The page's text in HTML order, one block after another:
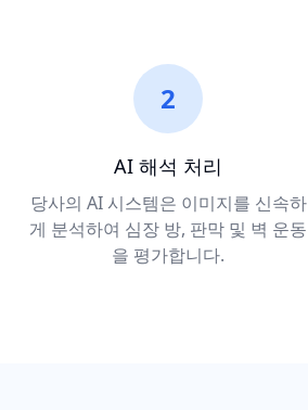
2
AI 해석 처리
당사의 AI 시스템은 이미지를 신속하
게 분석하여 심장 방, 판막 및 벽 운동
을 평가합니다.